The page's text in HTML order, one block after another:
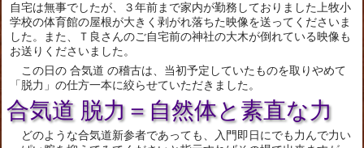
自宅は無事でしたが、３年前まで家内が勤務しておりました上牧小
学校の体育館の屋根が大きく剥がれ落ちた映像を送ってくださいま
した。また、Ｔ良さんのご自宅前の神社の大木が倒れている映像も
お送りくださいました。
この日の 合気道 の稽古は、当初予定していたものを取りやめて
「脱力」の仕方一本に絞らせていただきました。
合気道 脱力＝自然体と素直な力
どのような合気道新参者であっても、入門即日にでも力んで力い